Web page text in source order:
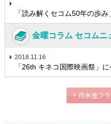
「読み解くセコム50年の歩
金曜コラム セコムニ
2018.11.16
「26th キネコ国際映画祭」